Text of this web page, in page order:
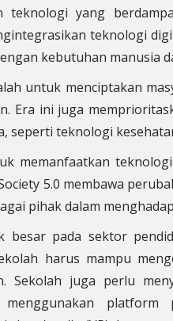
teknologi yang
teknologi
kebutuhan manusia
untuk menciptakan
Era ini juga
seperti teknologi
memanfaatkan
5.0 membawa
pihak dalam
besar pada sektor
harus mampu
Sekolah juga perlu